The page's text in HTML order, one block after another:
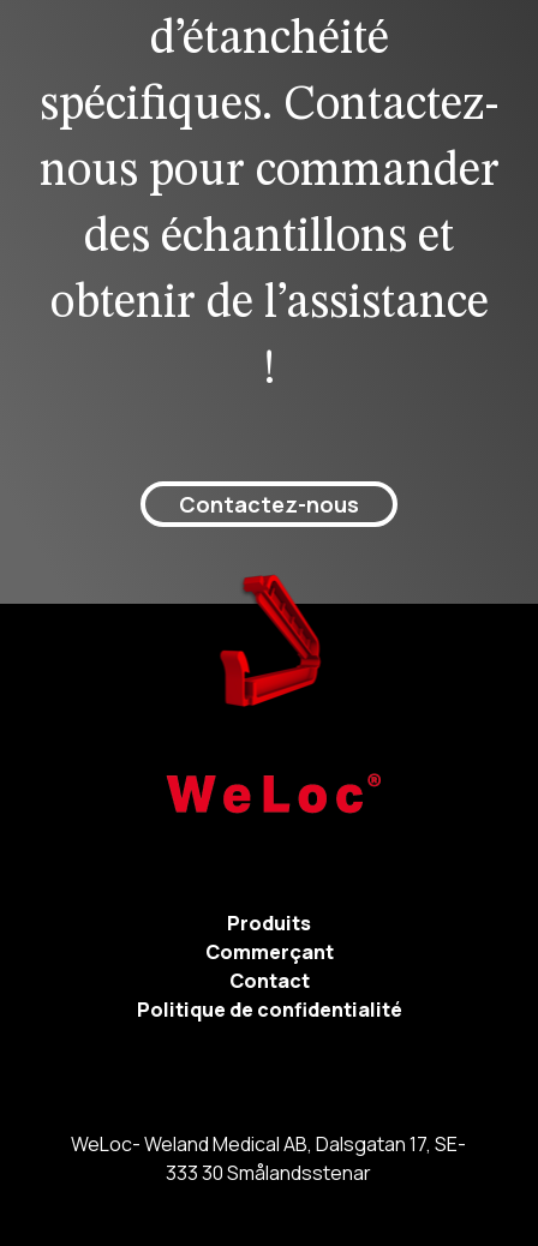
d’étanchéité
spécifiques. Contactez-
nous pour commander
des échantillons et
obtenir de l’assistance
!
Contactez-nous
Produits
Commerçant
Contact
Politique de confidentialité
WeLoc- Weland Medical AB, Dalsgatan 17, SE-
333 30 Smålandsstenar